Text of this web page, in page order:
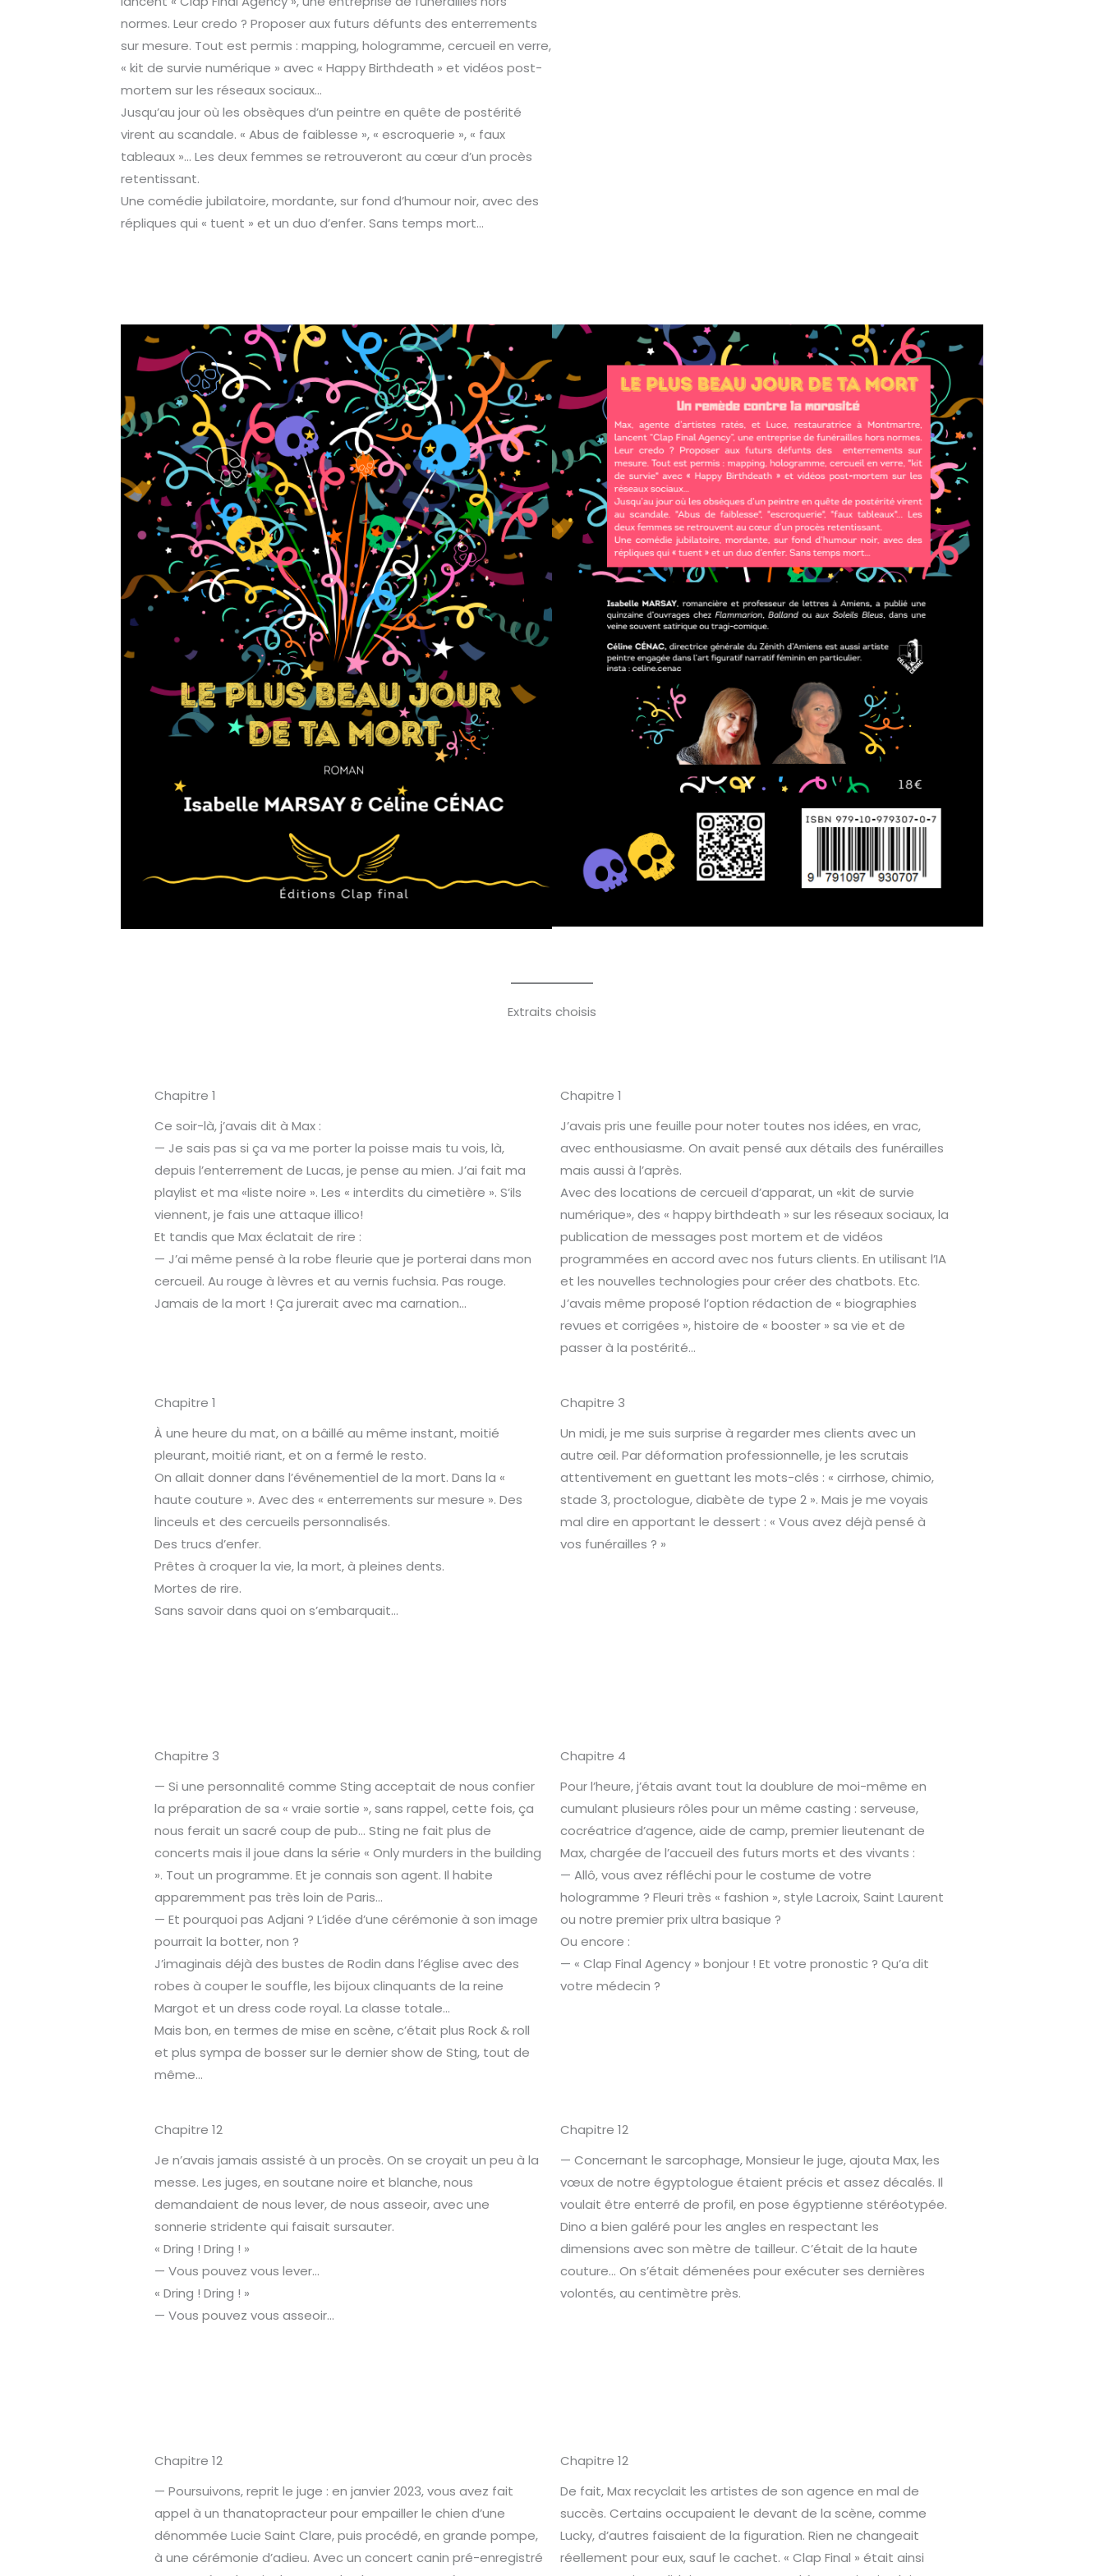
normes. Leur credo ? Proposer aux futurs défunts des enterrements
sur mesure. Tout est permis : mapping, hologramme, cercueil en verre,
« kit de survie numérique » avec « Happy Birthdeath » et vidéos post-
mortem sur les réseaux sociaux…
Jusqu’au jour où les obsèques d’un peintre en quête de postérité
virent au scandale. « Abus de faiblesse », « escroquerie », « faux
tableaux »… Les deux femmes se retrouveront au cœur d’un procès
retentissant.
Une comédie jubilatoire, mordante, sur fond d’humour noir, avec des
répliques qui « tuent » et un duo d’enfer. Sans temps mort…
Extraits choisis
Chapitre 1
Ce soir-là, j’avais dit à Max :
— Je sais pas si ça va me porter la poisse mais tu vois, là,
depuis l’enterrement de Lucas, je pense au mien. J’ai fait ma
playlist et ma «liste noire ». Les « interdits du cimetière ». S’ils
viennent, je fais une attaque illico!
Et tandis que Max éclatait de rire :
— J’ai même pensé à la robe fleurie que je porterai dans mon
cercueil. Au rouge à lèvres et au vernis fuchsia. Pas rouge.
Jamais de la mort ! Ça jurerait avec ma carnation…
Chapitre 1
J’avais pris une feuille pour noter toutes nos idées, en vrac,
avec enthousiasme. On avait pensé aux détails des funérailles
mais aussi à l’après.
Avec des locations de cercueil d’apparat, un «kit de survie
numérique», des « happy birthdeath » sur les réseaux sociaux, la
publication de messages post mortem et de vidéos
programmées en accord avec nos futurs clients. En utilisant l’IA
et les nouvelles technologies pour créer des chatbots. Etc.
J’avais même proposé l’option rédaction de « biographies
revues et corrigées », histoire de « booster » sa vie et de
passer à la postérité…
Chapitre 1
À une heure du mat, on a bâillé au même instant, moitié
pleurant, moitié riant, et on a fermé le resto.
On allait donner dans l’événementiel de la mort. Dans la «
haute couture ». Avec des « enterrements sur mesure ». Des
linceuls et des cercueils personnalisés.
Des trucs d’enfer.
Prêtes à croquer la vie, la mort, à pleines dents.
Mortes de rire.
Sans savoir dans quoi on s’embarquait…
Chapitre 3
Un midi, je me suis surprise à regarder mes clients avec un
autre œil. Par déformation professionnelle, je les scrutais
attentivement en guettant les mots-clés : « cirrhose, chimio,
stade 3, proctologue, diabète de type 2 ». Mais je me voyais
mal dire en apportant le dessert : « Vous avez déjà pensé à
vos funérailles ? »
Chapitre 3
— Si une personnalité comme Sting acceptait de nous confier
la préparation de sa « vraie sortie », sans rappel, cette fois, ça
nous ferait un sacré coup de pub… Sting ne fait plus de
concerts mais il joue dans la série « Only murders in the building
». Tout un programme. Et je connais son agent. Il habite
apparemment pas très loin de Paris…
— Et pourquoi pas Adjani ? L’idée d’une cérémonie à son image
pourrait la botter, non ?
J’imaginais déjà des bustes de Rodin dans l’église avec des
robes à couper le souffle, les bĳoux clinquants de la reine
Margot et un dress code royal. La classe totale…
Mais bon, en termes de mise en scène, c’était plus Rock & roll
et plus sympa de bosser sur le dernier show de Sting, tout de
même…
Chapitre 4
Pour l’heure, j’étais avant tout la doublure de moi-même en
cumulant plusieurs rôles pour un même casting : serveuse,
cocréatrice d’agence, aide de camp, premier lieutenant de
Max, chargée de l’accueil des futurs morts et des vivants :
— Allô, vous avez réfléchi pour le costume de votre
hologramme ? Fleuri très « fashion », style Lacroix, Saint Laurent
ou notre premier prix ultra basique ?
Ou encore :
— « Clap Final Agency » bonjour ! Et votre pronostic ? Qu’a dit
votre médecin ?
Chapitre 12
Je n’avais jamais assisté à un procès. On se croyait un peu à la
messe. Les juges, en soutane noire et blanche, nous
demandaient de nous lever, de nous asseoir, avec une
sonnerie stridente qui faisait sursauter.
« Dring ! Dring ! »
— Vous pouvez vous lever…
« Dring ! Dring ! »
— Vous pouvez vous asseoir…
Chapitre 12
— Concernant le sarcophage, Monsieur le juge, ajouta Max, les
vœux de notre égyptologue étaient précis et assez décalés. Il
voulait être enterré de profil, en pose égyptienne stéréotypée.
Dino a bien galéré pour les angles en respectant les
dimensions avec son mètre de tailleur. C’était de la haute
couture… On s’était démenées pour exécuter ses dernières
volontés, au centimètre près.
Chapitre 12
— Poursuivons, reprit le juge : en janvier 2023, vous avez fait
appel à un thanatopracteur pour empailler le chien d’une
dénommée Lucie Saint Clare, puis procédé, en grande pompe,
à une cérémonie d’adieu. Avec un concert canin pré-enregistré
Chapitre 12
De fait, Max recyclait les artistes de son agence en mal de
succès. Certains occupaient le devant de la scène, comme
Lucky, d’autres faisaient de la figuration. Rien ne changeait
réellement pour eux, sauf le cachet. « Clap Final » était ainsi